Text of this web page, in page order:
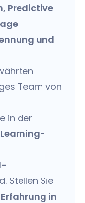
Predictive
und
Team von
in der
Stellen Sie
in